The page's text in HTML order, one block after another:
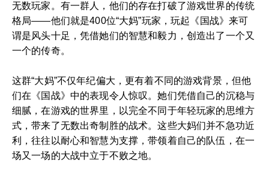
无数玩家。有一群人，他们的存在打破了游戏世界的传统
格局——他们就是400位“大妈”玩家，玩起《国战》来可
谓是风头十足，凭借她们的智慧和毅力，创造出了一个又
一个的传奇。
这群“大妈”不仅年纪偏大，更有着不同的游戏背景，但他
们在《国战》中的表现令人惊叹。她们凭借自己的沉稳与
细腻，在游戏的世界里，以完全不同于年轻玩家的思维方
式，带来了无数出奇制胜的战术。这些大妈们并不急功近
利，往往以耐心和智慧为支撑，带领着自己的队伍，在一
场又一场的大战中立于不败之地。